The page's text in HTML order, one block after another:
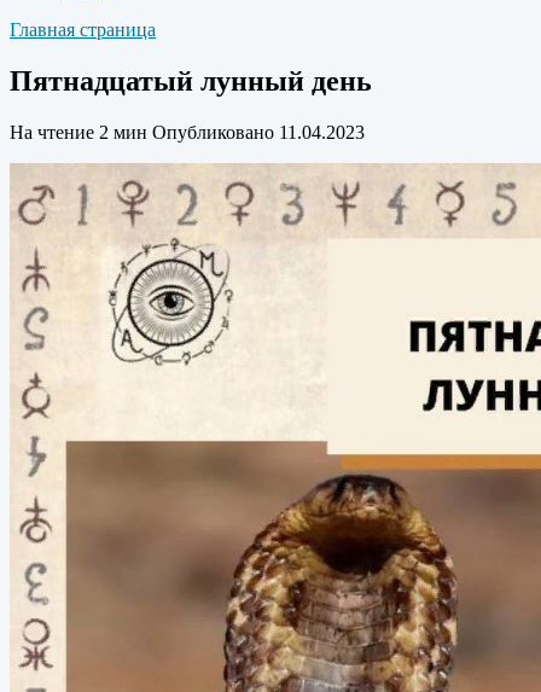
Главная страница
Пятнадцатый лунный день
На чтение 2 мин Опубликовано 11.04.2023